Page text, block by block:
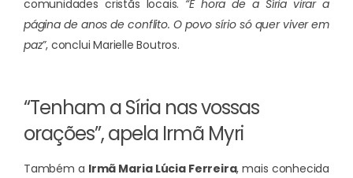
comunidades cristãs locais. “É hora de a Síria virar a
página de anos de conflito. O povo sírio só quer viver em
paz”, conclui Marielle Boutros.
“Tenham a Síria nas vossas
orações”, apela Irmã Myri
Também a Irmã Maria Lúcia Ferreira, mais conhecida